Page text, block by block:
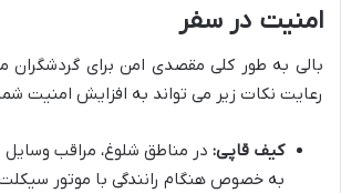
امنیت در سفر
بالی به طور کلی مقصدی امن برای
رعایت نکات زیر می تواند به افزایش امنیت
کیف قاپی: در مناطق شلوغ، مراقب
به خصوص هنگام رانندگی با موتور